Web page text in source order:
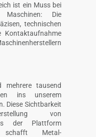
ist ein Muss bei
Die
technischen
Kontaktaufnahme
tausend
ins unserem
Diese Sichtbarkeit
von
der Plattform
schafft Metal-